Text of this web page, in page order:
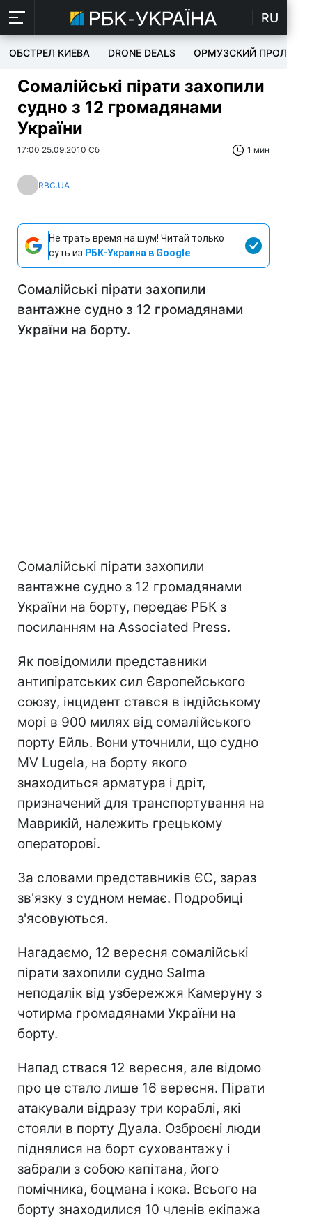
RU
ОБСТРЕЛ КИЕВА DRONE DEALS ОРМУЗСКИЙ ПРОЛИВ
Сомалійські пірати захопили
судно з 12 громадянами
України
17:00 25.09.2010 Сб 1 мин
RBC.UA
Не трать время на шум! Читай только
суть из РБК-Украина в Google
Сомалійські пірати захопили
вантажне судно з 12 громадянами
України на борту.
Сомалійські пірати захопили
вантажне судно з 12 громадянами
України на борту, передає РБК з
посиланням на Associated Press.
Як повідомили представники
антипіратських сил Європейського
союзу, інцидент стався в індійському
морі в 900 милях від сомалійського
порту Ейль. Вони уточнили, що судно
MV Lugela, на борту якого
знаходиться арматура і дріт,
призначений для транспортування на
Маврикій, належить грецькому
операторові.
За словами представників ЄС, зараз
зв'язку з судном немає. Подробиці
з'ясовуються.
Нагадаємо, 12 вересня сомалійські
пірати захопили судно Salma
неподалік від узбережжя Камеруну з
чотирма громадянами України на
борту.
Напад ствася 12 вересня, але відомо
про це стало лише 16 вересня. Пірати
атакували відразу три кораблі, які
стояли в порту Дуала. Озброєні люди
піднялися на борт суховантажу і
забрали з собою капітана, його
помічника, боцмана і кока. Всього на
борту знаходилися 10 членів екіпажа